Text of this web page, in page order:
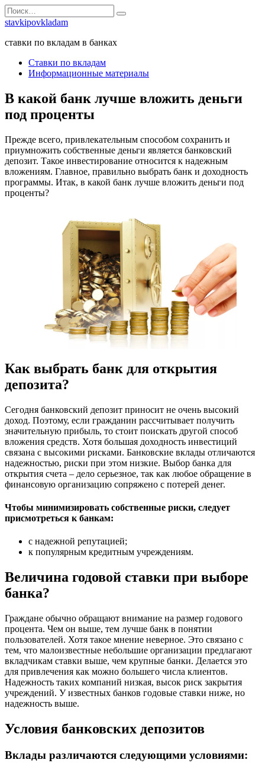
Перейти
к
содержанию
Search
for:
stavkipovkladam
ставки по вкладам в банках
Ставки по вкладам
Информационные материалы
В какой банк лучше вложить деньги
под проценты
Прежде всего, привлекательным способом сохранить и
приумножить собственные деньги является банковский
депозит. Такое инвестирование относится к надежным
вложениям. Главное, правильно выбрать банк и доходность
программы. Итак, в какой банк лучше вложить деньги под
проценты?
Как выбрать банк для открытия
депозита?
Сегодня банковский депозит приносит не очень высокий
доход. Поэтому, если гражданин рассчитывает получить
значительную прибыль, то стоит поискать другой способ
вложения средств. Хотя большая доходность инвестиций
связана с высокими рисками. Банковские вклады отличаются
надежностью, риски при этом низкие. Выбор банка для
открытия счета – дело серьезное, так как любое обращение в
финансовую организацию сопряжено с потерей денег.
Чтобы минимизировать собственные риски, следует
присмотреться к банкам:
с надежной репутацией;
к популярным кредитным учреждениям.
Величина годовой ставки при выборе
банка?
Граждане обычно обращают внимание на размер годового
процента. Чем он выше, тем лучше банк в понятии
пользователей. Хотя такое мнение неверное. Это связано с
тем, что малоизвестные небольшие организации предлагают
вкладчикам ставки выше, чем крупные банки. Делается это
для привлечения как можно большего числа клиентов.
Надежность таких компаний низкая, высок риск закрытия
учреждений. У известных банков годовые ставки ниже, но
надежность выше.
Условия банковских депозитов
Вклады различаются следующими условиями: